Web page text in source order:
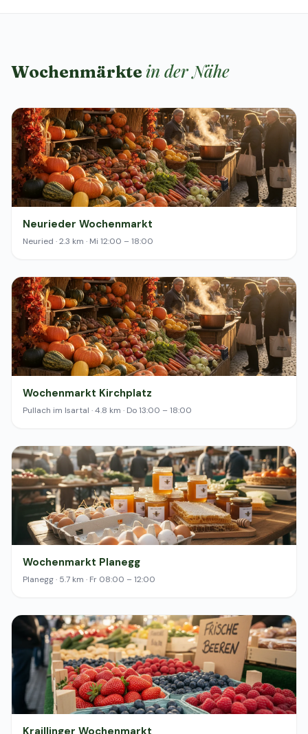
Wochenmärkte in der Nähe
Neurieder Wochenmarkt
Neuried · 2.3 km · Mi 12:00 – 18:00
Wochenmarkt Kirchplatz
Pullach im Isartal · 4.8 km · Do 13:00 – 18:00
Wochenmarkt Planegg
Planegg · 5.7 km · Fr 08:00 – 12:00
Kraillinger Wochenmarkt